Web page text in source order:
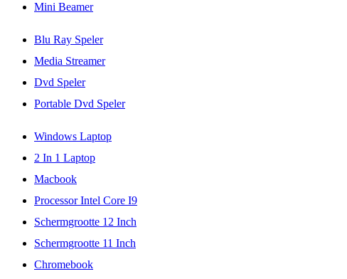
Mini Beamer
Blu Ray Speler
Media Streamer
Dvd Speler
Portable Dvd Speler
Windows Laptop
2 In 1 Laptop
Macbook
Processor Intel Core I9
Schermgrootte 12 Inch
Schermgrootte 11 Inch
Chromebook